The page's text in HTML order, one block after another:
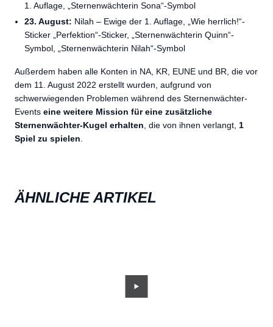
1. Auflage, „Sternenwächterin Sona“-Symbol
23. August: Nilah – Ewige der 1. Auflage, „Wie herrlich!“-
Sticker „Perfektion“-Sticker, „Sternenwächterin Quinn“-
Symbol, „Sternenwächterin Nilah“-Symbol
Außerdem haben alle Konten in NA, KR, EUNE und BR, die vor
dem 11. August 2022 erstellt wurden, aufgrund von
schwerwiegenden Problemen während des Sternenwächter-
Events eine weitere Mission für eine zusätzliche
Sternenwächter-Kugel erhalten , die von ihnen verlangt, 1
Spiel zu spielen
ÄHNLICHE ARTIKEL